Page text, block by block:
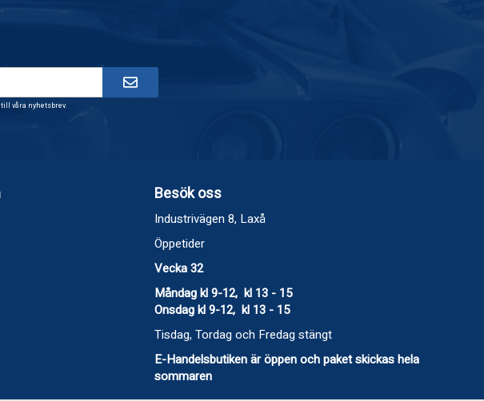
våra nyhetsbrev.
Besök oss
Industrivägen 8, Laxå
Öppetider
Vecka 32
Måndag kl 9-12, kl 13 - 15
Onsdag kl 9-12, kl 13 - 15
Tisdag, Tordag och Fredag stängt
E-Handelsbutiken är öppen och paket skickas hela
sommaren